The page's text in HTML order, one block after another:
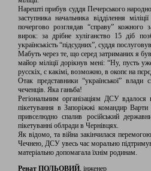
Нарешті прибув суддя Печерського
заступника начальника відділення
почергово розглядав “справу” кожного
вирок: за дрібне хуліганство 15 діб
українськість “підсудних”, суддя
Мабуть через те, що серед затриманих я
майор міліції дорікнув мені: “Ну, пусть
русскіх, с какімі, возможно, в окопє на
Отак представники “української”
чеченців. Яка ганьба!
Регіональним організаціям ДСУ вдалося
пікетування в Запоріжжі командир
привселюдно спалив російський
пікетуванні облради в Чернівцях.
Як відомо, та війна закінчилася
Чечнею, ДСУ увесь час морально
матеріально допомагала їхнім родинам.
Ренат ПОЛЬОВИЙ, інженер